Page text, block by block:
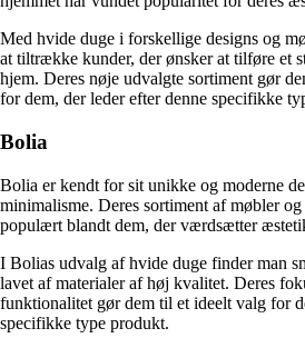
Med hvide duge i forskellige designs og
at tiltrække kunder, der ønsker at tilføre et
hjem. Deres nøje udvalgte sortiment gør
for dem, der leder efter denne specifikke
Bolia
Bolia er kendt for sit unikke og moderne
minimalisme. Deres sortiment af møbler
populært blandt dem, der værdsætter
I Bolias udvalg af hvide duge finder man
lavet af materialer af høj kvalitet. Deres
funktionalitet gør dem til et ideelt valg for
specifikke type produkt.